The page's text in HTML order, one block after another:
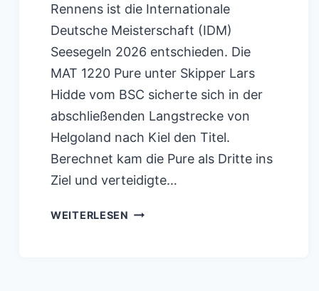
Rennens ist die Internationale
Deutsche Meisterschaft (IDM)
Seesegeln 2026 entschieden. Die
MAT 1220 Pure unter Skipper Lars
Hidde vom BSC sicherte sich in der
abschließenden Langstrecke von
Helgoland nach Kiel den Titel.
Berechnet kam die Pure als Dritte ins
Ziel und verteidigte…
WEITERLESEN NORDSEEWOCHE